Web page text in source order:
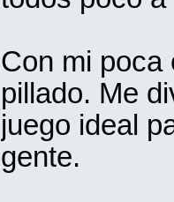
Con mi poca
pillado. Me
juego ideal
gente.